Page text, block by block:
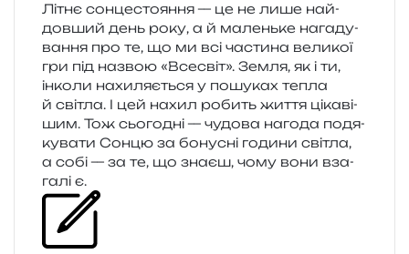
Літнє сон­це­сто­я­н­ня — це не лише най­
дов­ший день року, а й малень­ке нага­ду­
ва­н­ня про те, що ми всі части­на вели­кої
гри під назвою «Всесвіт». Земля, як і ти,
інко­ли нахи­ля­є­ться у пошу­ках тепла
й сві­тла. І цей нахил робить життя ціка­ві­
шим. Тож сьо­го­дні — чудо­ва наго­да подя­
ку­ва­ти Сонцю за бону­сні годи­ни сві­тла,
а собі — за те, що знаєш, чому вони вза­
га­лі є.